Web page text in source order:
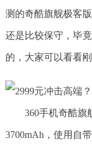
测的奇酷旗舰极客
还是比较保守，毕
的，大家可以看看
360手机奇酷旗
3700mAh，使用自